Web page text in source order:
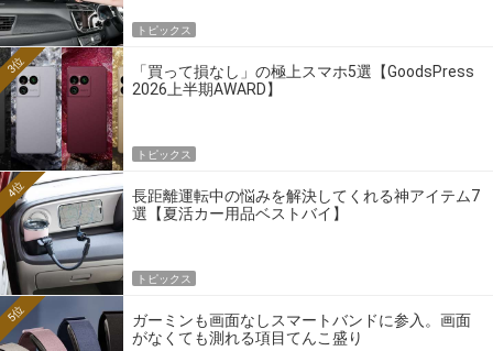
トピックス
「買って損なし」の極上スマホ5選【GoodsPress
2026上半期AWARD】
3位
トピックス
長距離運転中の悩みを解決してくれる神アイテム7
選【夏活カー用品ベストバイ】
4位
トピックス
ガーミンも画面なしスマートバンドに参入。画面
がなくても測れる項目てんこ盛り
5位